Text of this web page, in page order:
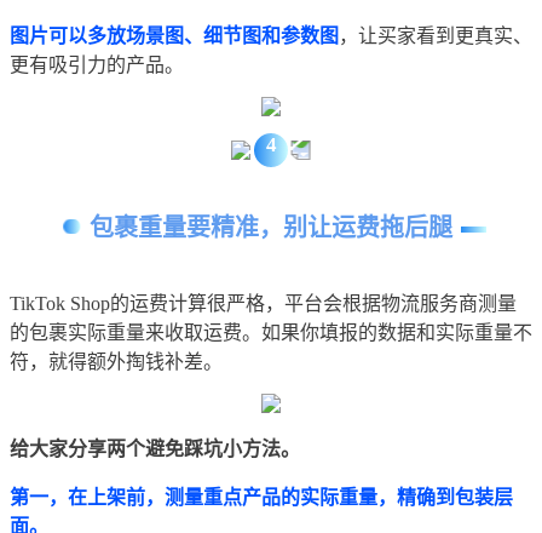
图片可以多放场景图、细节图和参数图 ，让买家看到更真实、
更有吸引力的产品。
4
包裹重量要精准，别让运费拖后腿
TikTok Shop的运费计算很严格，平台会根据物流服务商测量
的包裹实际重量来收取运费。如果你填报的数据和实际重量不
符，就得额外掏钱补差。
给大家分享两个避免踩坑小方法。
第一，在上架前，测量重点产品的实际重量，精确到包装层
面。